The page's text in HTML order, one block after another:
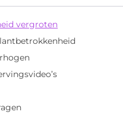
vergroten